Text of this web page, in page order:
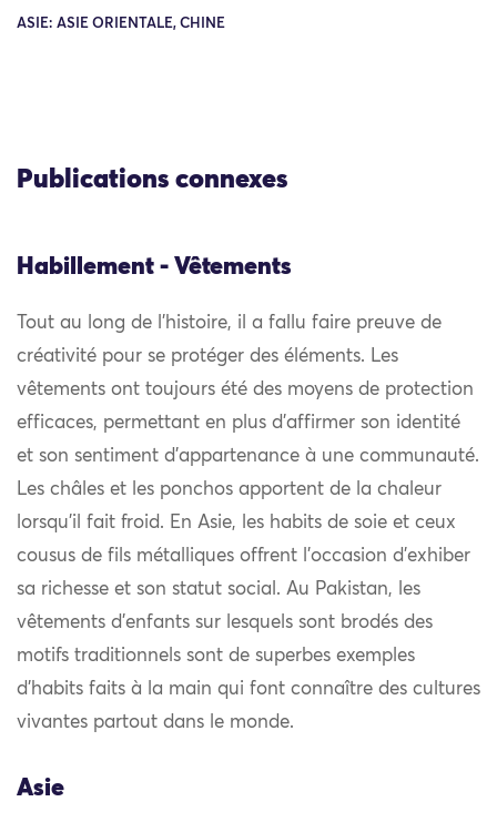
ASIE: ASIE ORIENTALE, CHINE
Publications connexes
Habillement - Vêtements
Tout au long de l’histoire, il a fallu faire preuve de
créativité pour se protéger des éléments. Les
vêtements ont toujours été des moyens de protection
efficaces, permettant en plus d’affirmer son identité
et son sentiment d’appartenance à une communauté.
Les châles et les ponchos apportent de la chaleur
lorsqu’il fait froid. En Asie, les habits de soie et ceux
cousus de fils métalliques offrent l’occasion d’exhiber
sa richesse et son statut social. Au Pakistan, les
vêtements d’enfants sur lesquels sont brodés des
motifs traditionnels sont de superbes exemples
d’habits faits à la main qui font connaître des cultures
vivantes partout dans le monde.
Asie